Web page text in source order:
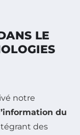
LE
notre
du
des